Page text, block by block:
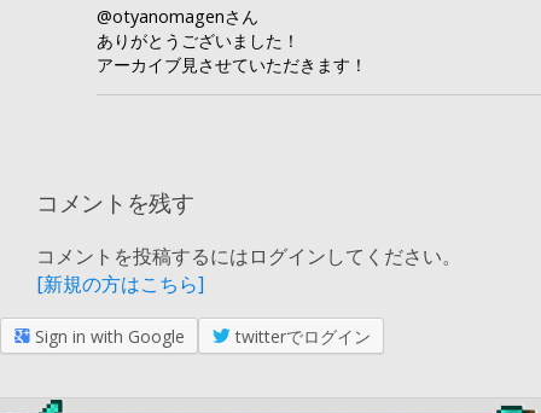
@otyanomagenさん
ありがとうございました！
アーカイブ見させていただきます！
コメントを残す
コメントを投稿するにはログインしてください。
[新規の方はこちら]
Sign in with Google twitterでログイン